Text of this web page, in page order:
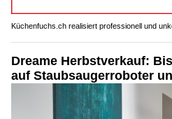
Küchenfuchs.ch realisiert professionell und
Dreame Herbstverkauf:
auf Staubsaugerroboter